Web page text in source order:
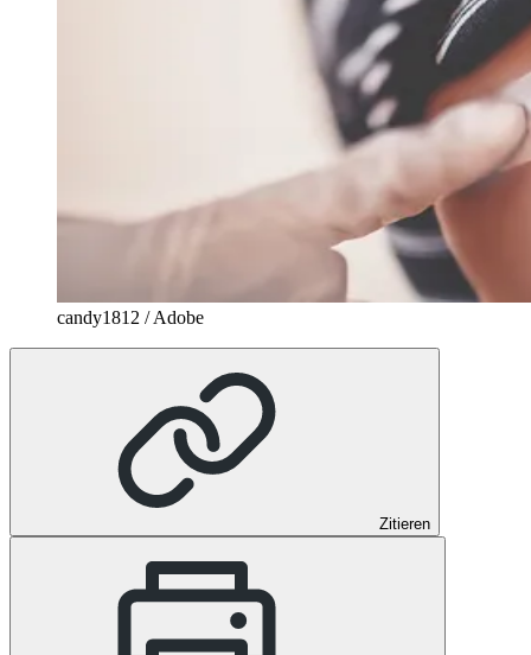
candy1812 / Adobe
Zitieren